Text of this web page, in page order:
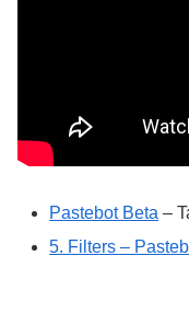
Pastebot Beta –
5. Filters –